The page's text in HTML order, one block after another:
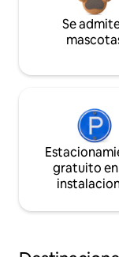
Se
gratuito en